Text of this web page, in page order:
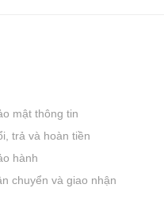
mật thông tin
trả và hoàn tiền
hành
chuyển và giao nhận